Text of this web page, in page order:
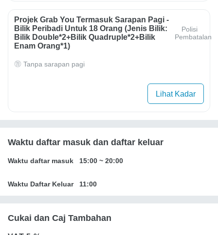
Projek Grab You Termasuk Sarapan Pagi -
Bilik Peribadi Untuk 18 Orang (jenis Bilik:
Bilik Double*2+bilik Quadruple*2+bilik
Enam Orang*1)
Polisi
Pembatalan
Tanpa sarapan pagi
Lihat Kadar
Waktu daftar masuk dan daftar keluar
Waktu daftar masuk 15:00 ~ 20:00
Waktu Daftar Keluar 11:00
Cukai dan Caj Tambahan